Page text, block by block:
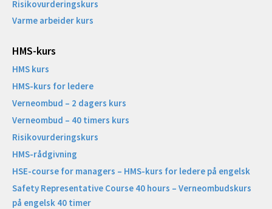
Risikovurderingskurs
Varme arbeider kurs
HMS-kurs
HMS kurs
HMS-kurs for ledere
Verneombud – 2 dagers kurs
Verneombud – 40 timers kurs
Risikovurderingskurs
HMS-rådgivning
HSE-course for managers – HMS-kurs for ledere på engelsk
Safety Representative Course 40 hours – Verneombudskurs
på engelsk 40 timer